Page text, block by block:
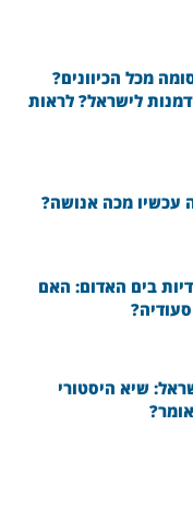
מכל הכיוונים?
לישראל? לראות
עכשיו מכה אנושה?
בים האדום: האם
שיא היסטורי